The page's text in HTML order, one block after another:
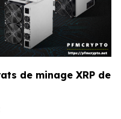
de minage XRP de